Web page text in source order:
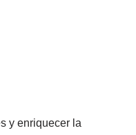
y enriquecer la